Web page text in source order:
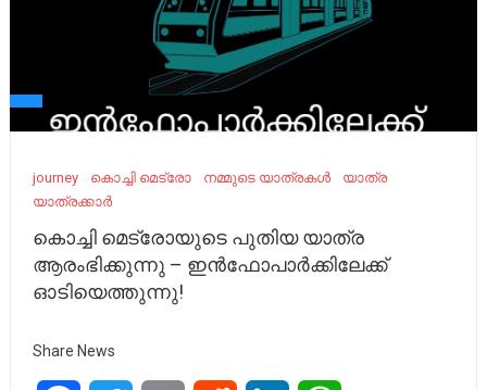
journey കൊച്ചി മെട്രോ നമ്മുടെ യാത്രകൾ
യാത്ര
യാത്രക്കാർ
കൊച്ചി മെട്രോയുടെ പുതിയ യാത്ര
ആരംഭിക്കുന്നു – ഇൻഫോപാർക്കിലേക്ക്
ഓടിയെത്തുന്നു!
Share News